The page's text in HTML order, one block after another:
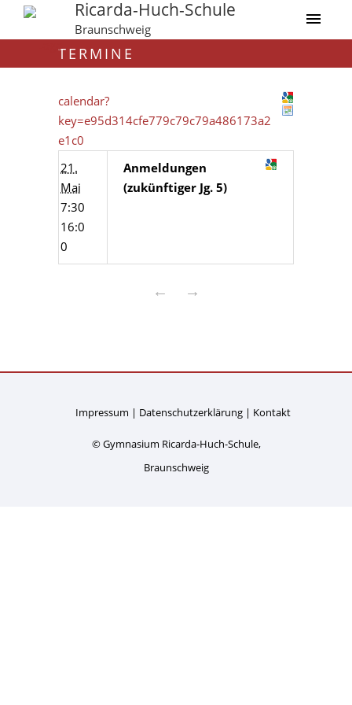
Ricarda-Huch-Schule
Braunschweig
TERMINE
calendar?
key=e95d314cfe779c79c79a486173a2
e1c0
21.
Mai
7:30
16:0
0
Anmeldungen
(zukünftiger Jg. 5)
← →
Impressum Datenschutzerklärung Kontakt
© Gymnasium Ricarda-Huch-Schule,
Braunschweig